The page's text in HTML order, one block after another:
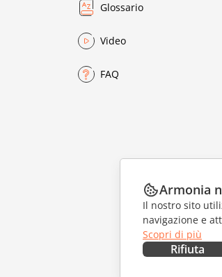
Glossario
Video
FAQ
Armonia
Il nostro sito
navigazione e
Scopri di più
Rifiuta